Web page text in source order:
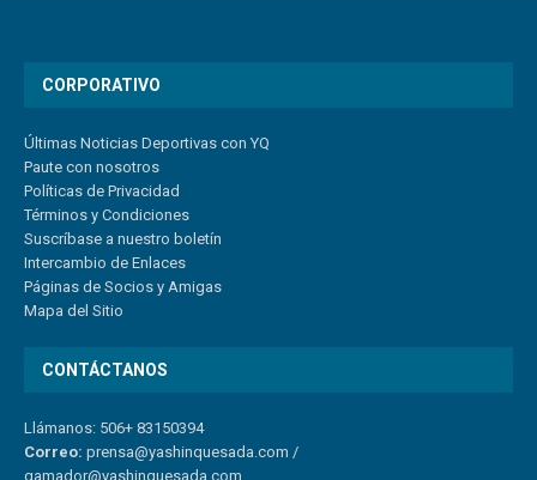
CORPORATIVO
Últimas Noticias Deportivas con YQ
Paute con nosotros
Políticas de Privacidad
Términos y Condiciones
Suscríbase a nuestro boletín
Intercambio de Enlaces
Páginas de Socios y Amigas
Mapa del Sitio
CONTÁCTANOS
Llámanos: 506+ 83150394
Correo: prensa@yashinquesada.com /
gamador@yashinquesada.com